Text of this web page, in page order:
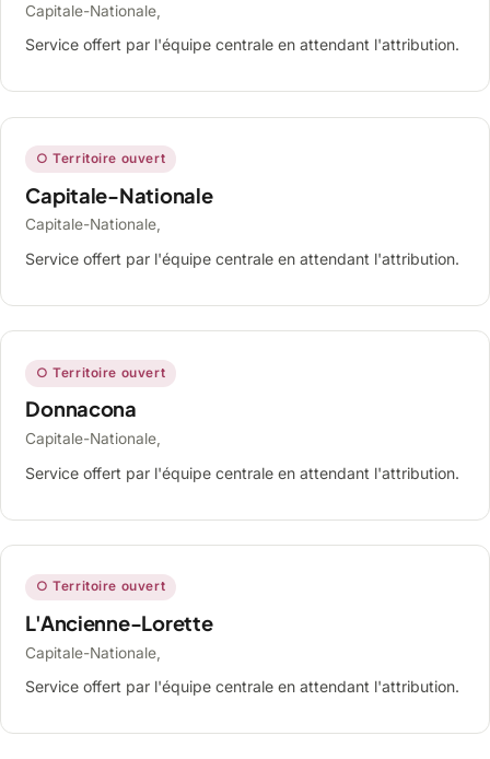
Capitale-Nationale,
Service offert par l'équipe centrale en attendant l'attribution.
○ Territoire ouvert
Capitale-Nationale
Capitale-Nationale,
Service offert par l'équipe centrale en attendant l'attribution.
○ Territoire ouvert
Donnacona
Capitale-Nationale,
Service offert par l'équipe centrale en attendant l'attribution.
○ Territoire ouvert
L'Ancienne-Lorette
Capitale-Nationale,
Service offert par l'équipe centrale en attendant l'attribution.